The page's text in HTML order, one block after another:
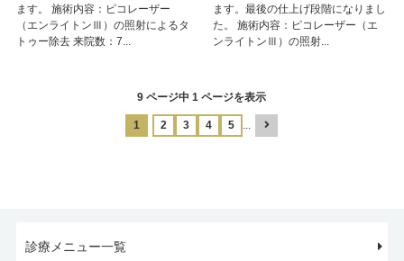
ます。 施術内容：ピコレーザー
（エンライトンⅢ）の照射によるタ
トゥー除去 来院数：7...
ます。最後の仕上げ段階になりまし
た。 施術内容：ピコレーザー（エ
ンライトンⅢ）の照射...
9 ページ中 1 ページを表示
1 2 3 4 5 ...
診療メニュー一覧